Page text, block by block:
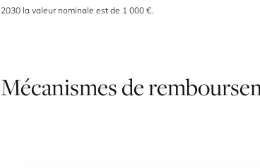
2030 la valeur nominale est de 1 000 €.
Mécanismesde